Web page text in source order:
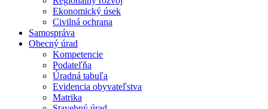
Ekonomický úsek
Civilná ochrana
Samospráva
Obecný úrad
Kompetencie
Podateľňa
Úradná tabuľa
Evidencia obyvateľstva
Matrika